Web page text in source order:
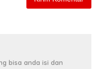
bisa anda isi dan